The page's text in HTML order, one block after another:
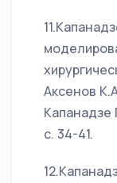
Аксенов
Капанадзе
с. 34-41.